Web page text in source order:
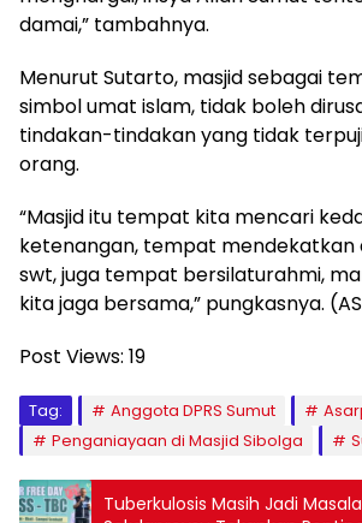
damai,” tambahnya.
Menurut Sutarto, masjid sebagai
simbol umat islam, tidak boleh
tindakan-tindakan yang tidak
orang.
“Masjid itu tempat kita mencari
ketenangan, tempat mendekatkan
swt, juga tempat bersilaturahmi,
kita jaga bersama,” pungkasnya.
Post Views: 19
Tag: Anggota DPRS Sumut
Penganiayaan di Masjid Sibolga
Tuberkulosis Masih Jadi